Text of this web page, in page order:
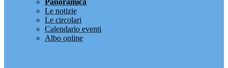
Panoramica
Le notizie
Le circolari
Calendario eventi
Albo online